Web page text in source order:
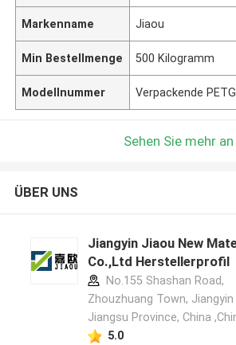
Markenname Jiaou
Min Bestellmenge 500 Kilogramm
Modellnummer Verpackende
Sehen Sie mehr an
ÜBER UNS
Jiangyin Jiaou New
Co.,Ltd Herstellerprofil
No.155 Shashan Road,
Zhouzhuang Town, Jiangyin
Jiangsu Province, China
5.0